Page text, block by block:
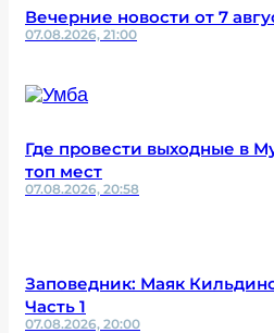
Вечерние новости от 7
07.08.2026, 21:00
Где провести выходные в
топ мест
07.08.2026, 20:58
Заповедник: Маяк
Часть 1
07.08.2026, 20:00